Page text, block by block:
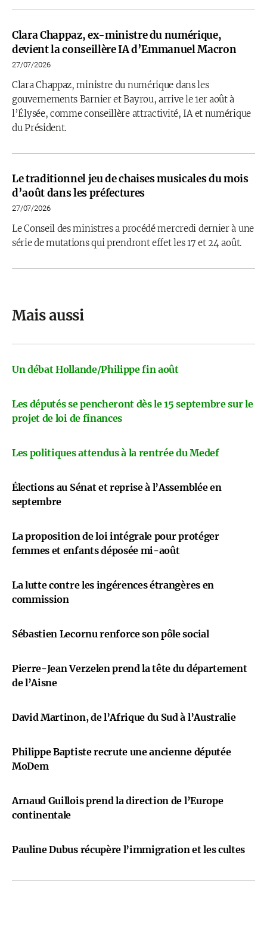
Clara Chappaz, ex-ministre du numérique,
devient la conseillère IA d’Emmanuel Macron
27/07/2026
Clara Chappaz, ministre du numérique dans les
gouvernements Barnier et Bayrou, arrive le 1er août à
l’Élysée, comme conseillère attractivité, IA et numérique
du Président.
Le traditionnel jeu de chaises musicales du mois
d’août dans les préfectures
27/07/2026
Le Conseil des ministres a procédé mercredi dernier à une
série de mutations qui prendront effet les 17 et 24 août.
Mais aussi
Un débat Hollande/Philippe fin août
Les députés se pencheront dès le 15 septembre sur le
projet de loi de finances
Les politiques attendus à la rentrée du Medef
Élections au Sénat et reprise à l’Assemblée en
septembre
La proposition de loi intégrale pour protéger
femmes et enfants déposée mi-août
La lutte contre les ingérences étrangères en
commission
Sébastien Lecornu renforce son pôle social
Pierre-Jean Verzelen prend la tête du département
de l’Aisne
David Martinon, de l’Afrique du Sud à l’Australie
Philippe Baptiste recrute une ancienne députée
MoDem
Arnaud Guillois prend la direction de l’Europe
continentale
Pauline Dubus récupère l’immigration et les cultes